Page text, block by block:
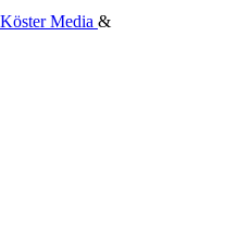
Köster Media &